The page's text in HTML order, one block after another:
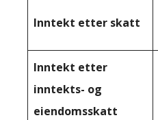
Inntekt etter skatt
Inntekt etter
inntekts- og
eiendomsskatt